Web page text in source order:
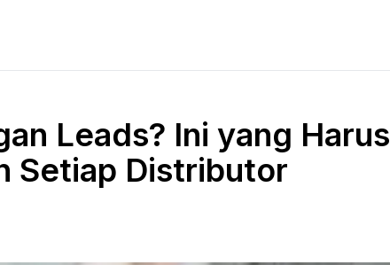
Leads? Ini yang Harus
Setiap Distributor